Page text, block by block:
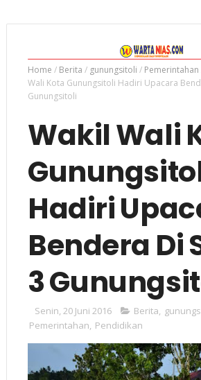
Home / Berita / gunungsitoli / Pemerintahan
Wali Kota Gunungsitoli Hadiri Upacara
Gunungsitoli
Wakil Wali
Hadiri
Bendera Di
3
Senin, 20 Juni 2016 Berita,
Pemerintahan, Pendidikan